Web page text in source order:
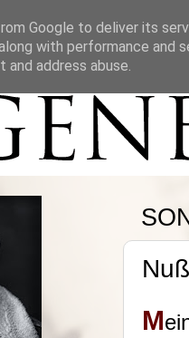
M
Google to deliver its
with performance
address abuse.